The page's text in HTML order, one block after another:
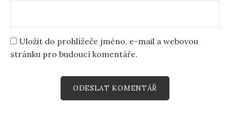
Uložit do prohlížeče jméno, e-mail a webovou
stránku pro budoucí komentáře.